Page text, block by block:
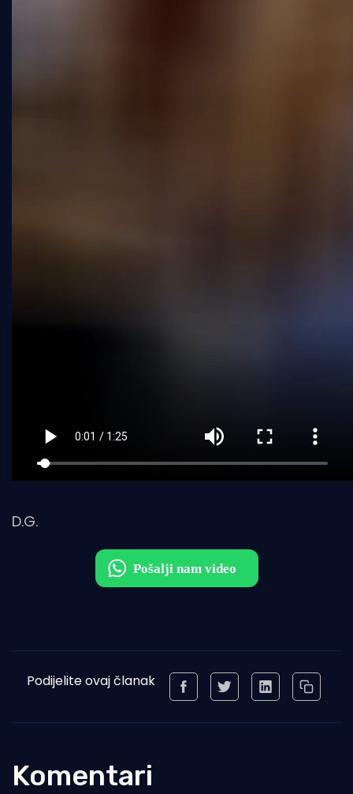
D.G.
Podijelite ovaj članak
Komentari